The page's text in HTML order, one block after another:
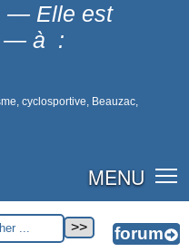
— Elle est
— à :
cyclosportive, Beauzac,
MENU